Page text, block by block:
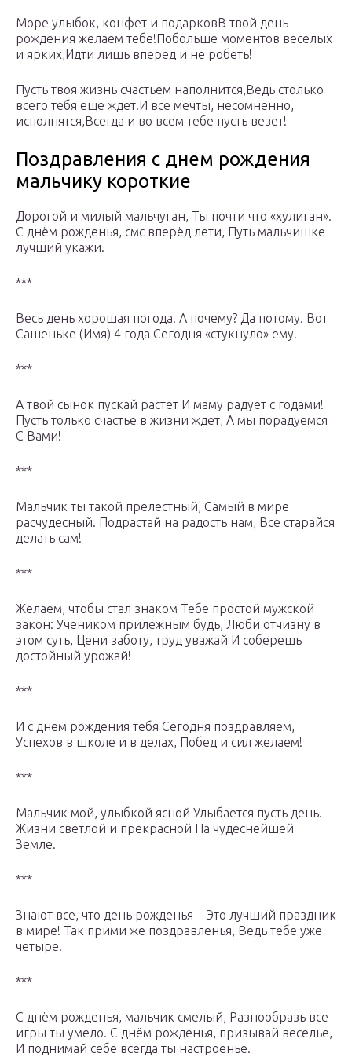
Море улыбок, конфет и подарковВ твой день
рождения желаем тебе!Побольше моментов веселых
и ярких,Идти лишь вперед и не робеть!
Пусть твоя жизнь счастьем наполнится,Ведь столько
всего тебя еще ждет!И все мечты, несомненно,
исполнятся,Всегда и во всем тебе пусть везет!
Поздравления с днем рождения
мальчику короткие
Дорогой и милый мальчуган, Ты почти что «хулиган».
С днём рожденья, смс вперёд лети, Путь мальчишке
лучший укажи.
***
Весь день хорошая погода. А почему? Да потому. Вот
Сашеньке (Имя) 4 года Сегодня «стукнуло» ему.
***
А твой сынок пускай растет И маму радует с годами!
Пусть только счастье в жизни ждет, А мы порадуемся
С Вами!
***
Мальчик ты такой прелестный, Самый в мире
расчудесный. Подрастай на радость нам, Все старайся
делать сам!
***
Желаем, чтобы стал знаком Тебе простой мужской
закон: Учеником прилежным будь, Люби отчизну в
этом суть, Цени заботу, труд уважай И соберешь
достойный урожай!
***
И с днем рождения тебя Сегодня поздравляем,
Успехов в школе и в делах, Побед и сил желаем!
***
Мальчик мой, улыбкой ясной Улыбается пусть день.
Жизни светлой и прекрасной На чудеснейшей
Земле.
***
Знают все, что день рожденья – Это лучший праздник
в мире! Так прими же поздравленья, Ведь тебе уже
четыре!
***
С днём рожденья, мальчик смелый, Разнообразь все
игры ты умело. С днём рожденья, призывай веселье,
И поднимай себе всегда ты настроенье.